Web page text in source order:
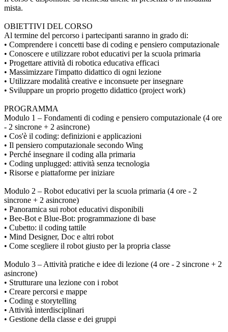
mista.
OBIETTIVI DEL CORSO
Al termine del percorso i partecipanti saranno in grado di:
• Comprendere i concetti base di coding e pensiero computazionale
• Conoscere e utilizzare robot educativi per la scuola primaria
• Progettare attività di robotica educativa efficaci
• Massimizzare l'impatto didattico di ogni lezione
• Utilizzare modalità creative e inconsuete per insegnare
• Sviluppare un proprio progetto didattico (project work)
PROGRAMMA
Modulo 1 – Fondamenti di coding e pensiero computazionale (4 ore
- 2 sincrone + 2 asincrone)
• Cos'è il coding: definizioni e applicazioni
• Il pensiero computazionale secondo Wing
• Perché insegnare il coding alla primaria
• Coding unplugged: attività senza tecnologia
• Risorse e piattaforme per iniziare
Modulo 2 – Robot educativi per la scuola primaria (4 ore - 2
sincrone + 2 asincrone)
• Panoramica sui robot educativi disponibili
• Bee-Bot e Blue-Bot: programmazione di base
• Cubetto: il coding tattile
• Mind Designer, Doc e altri robot
• Come scegliere il robot giusto per la propria classe
Modulo 3 – Attività pratiche e idee di lezione (4 ore - 2 sincrone + 2
asincrone)
• Strutturare una lezione con i robot
• Creare percorsi e mappe
• Coding e storytelling
• Attività interdisciplinari
• Gestione della classe e dei gruppi